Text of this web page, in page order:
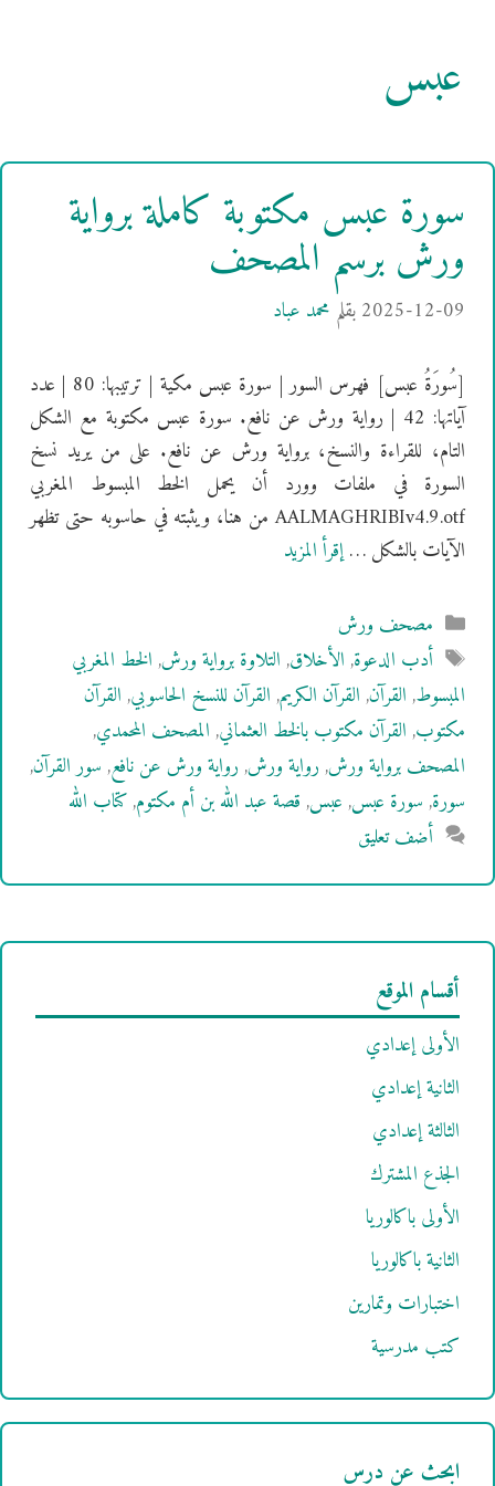
عبس
سورة عبس مكتوبة كاملة برواية
ورش برسم المصحف
2025-12-09بقلم محمد عباد
[سُورَةُ عبس] فهرس السور | سورة عبس مكية | ترتيبها: 80 | عدد
آياتها: 42 | رواية ورش عن نافع. سورة عبس مكتوبة مع الشكل
التام، للقراءة والنسخ، برواية ورش عن نافع. على من يريد نسخ
السورة في ملفات وورد أن يحمل الخط المبسوط المغربي
AALMAGHRIBIv4.9.otf من هنا، ويثبته في حاسوبه حتى تظهر
الآيات بالشكل …إقرأ المزيد
التصنيفات
مصحف ورش
الوسوم
أدب الدعوة,الأخلاق,التلاوة برواية ورش,الخط المغربي
المبسوط,القرآن,القرآن الكريم,القرآن للنسخ الحاسوبي,القرآن
مكتوب,القرآن مكتوب بالخط العثماني,المصحف المحمدي,
المصحف برواية ورش,رواية ورش,رواية ورش عن نافع,سور القرآن,
سورة,سورة عبس,عبس,قصة عبد الله بن أم مكتوم,كتاب الله
أضف تعليق
أقسام الموقع
الأولى إعدادي
الثانية إعدادي
الثالثة إعدادي
الجذع المشترك
الأولى باكالوريا
الثانية باكالوريا
اختبارات وتمارين
كتب مدرسية
ابحث عن درس